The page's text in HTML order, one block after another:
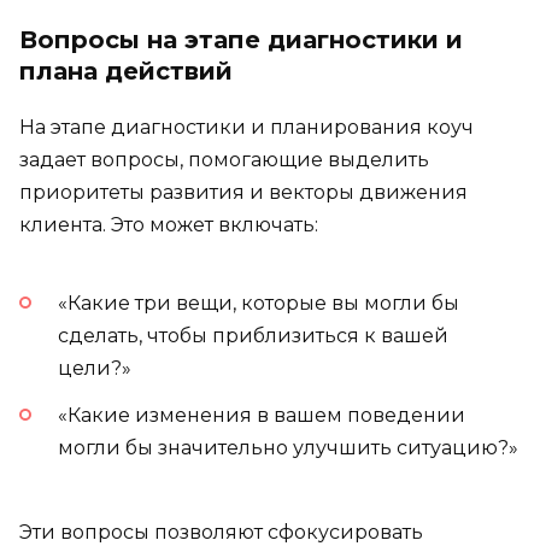
Вопросы на этапе диагностики и
плана действий
На этапе диагностики и планирования коуч
задает вопросы, помогающие выделить
приоритеты развития и векторы движения
клиента. Это может включать:
«Какие три вещи, которые вы могли бы
сделать, чтобы приблизиться к вашей
цели?»
«Какие изменения в вашем поведении
могли бы значительно улучшить ситуацию?»
Эти вопросы позволяют сфокусировать